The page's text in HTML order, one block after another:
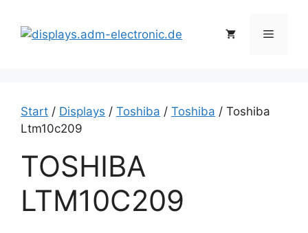
Inhalt
springen
Menü
Start / Displays / Toshiba / Toshiba / Toshiba
Ltm10c209
TOSHIBA
LTM10C209